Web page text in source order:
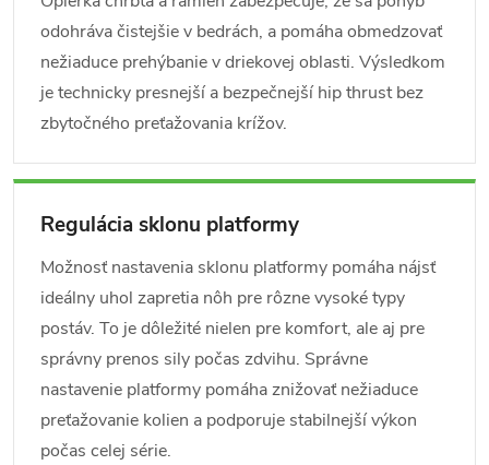
odohráva čistejšie v bedrách, a pomáha obmedzovať
nežiaduce prehýbanie v driekovej oblasti. Výsledkom
je technicky presnejší a bezpečnejší hip thrust bez
zbytočného preťažovania krížov.
Regulácia sklonu platformy
Možnosť nastavenia sklonu platformy pomáha nájsť
ideálny uhol zapretia nôh pre rôzne vysoké typy
postáv. To je dôležité nielen pre komfort, ale aj pre
správny prenos sily počas zdvihu. Správne
nastavenie platformy pomáha znižovať nežiaduce
preťažovanie kolien a podporuje stabilnejší výkon
počas celej série.